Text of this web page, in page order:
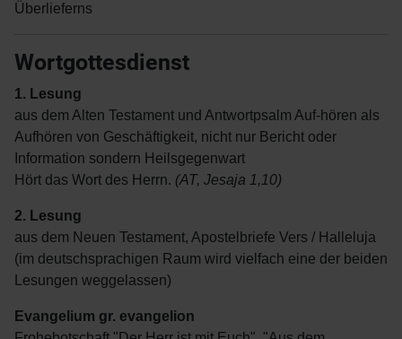
Überlieferns
Wortgottesdienst
1. Lesung
aus dem Alten Testament und Antwortpsalm Auf-hören als
Aufhören von Geschäftigkeit, nicht nur Bericht oder
Information sondern Heilsgegenwart
Hört das Wort des Herrn. (AT, Jesaja 1,10)
2. Lesung
aus dem Neuen Testament, Apostelbriefe Vers / Halleluja
(im deutschsprachigen Raum wird vielfach eine der beiden
Lesungen weggelassen)
Evangelium gr. evangelion